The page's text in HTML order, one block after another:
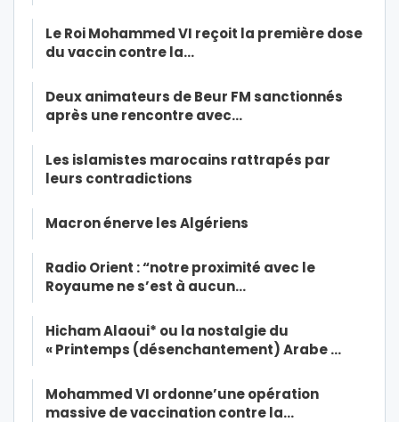
Le Roi Mohammed VI reçoit la première dose
du vaccin contre la…
Deux animateurs de Beur FM sanctionnés
après une rencontre avec…
Les islamistes marocains rattrapés par
leurs contradictions
Macron énerve les Algériens
Radio Orient : “notre proximité avec le
Royaume ne s’est à aucun…
Hicham Alaoui* ou la nostalgie du
« Printemps (désenchantement) Arabe …
Mohammed VI ordonne’une opération
massive de vaccination contre la…